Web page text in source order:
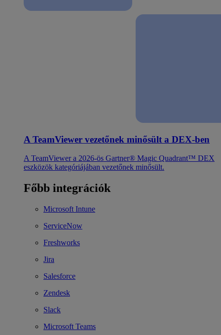
A TeamViewer vezetőnek minősült a DEX-ben
A TeamViewer a 2026-ös Gartner® Magic Quadrant™ DEX
eszközök kategóriájában vezetőnek minősült.
Főbb integrációk
Microsoft Intune
ServiceNow
Freshworks
Jira
Salesforce
Zendesk
Slack
Microsoft Teams